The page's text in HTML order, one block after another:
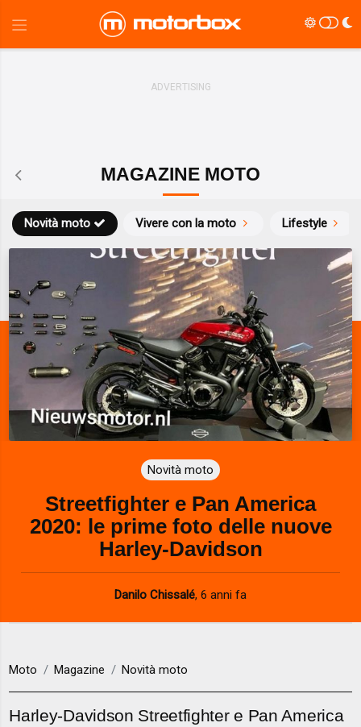
MAGAZINE MOTO
Novità moto Vivere con la moto Lifestyle
Novità moto
Streetfighter e Pan America
2020: le prime foto delle nuove
Harley-Davidson
Danilo Chissalé, 6 anni fa
Moto Magazine Novità moto
Harley-Davidson Streetfighter e Pan America